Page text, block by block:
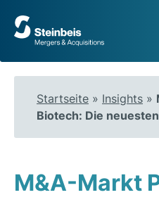
Zur
Startseite
Startseite » Insights »
Biotech: Die
M&A-Markt